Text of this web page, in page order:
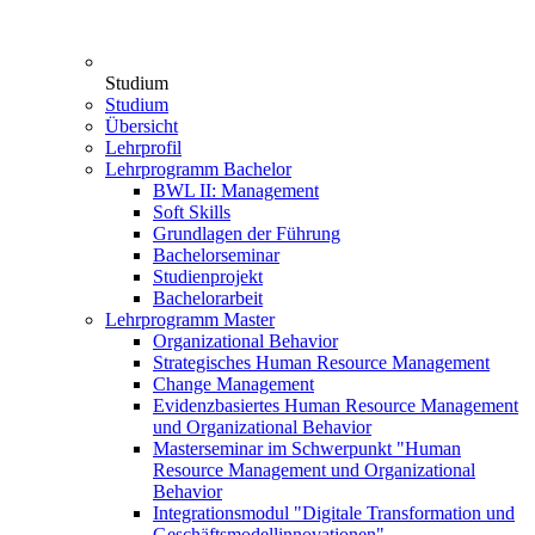
Studium
Studium
Übersicht
Lehrprofil
Lehrprogramm Bachelor
BWL II: Management
Soft Skills
Grundlagen der Führung
Bachelorseminar
Studienprojekt
Bachelorarbeit
Lehrprogramm Master
Organizational Behavior
Strategisches Human Resource Management
Change Management
Evidenzbasiertes Human Resource Management
und Organizational Behavior
Masterseminar im Schwerpunkt "Human
Resource Management und Organizational
Behavior
Integrationsmodul "Digitale Transformation und